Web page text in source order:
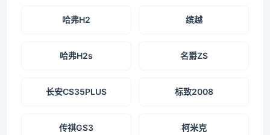
哈弗H2 缤越
哈弗H2s 名爵ZS
长安CS35PLUS 标致2008
传祺GS3 柯米克